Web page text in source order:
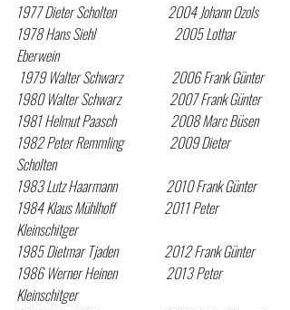
1977 Dieter Scholten                   2004 Johann Ozols​
1978 Hans Siehl                             2005 Lothar
Eberwein​
1979 Walter Schwarz                  2006 Frank Günter​
1980 Walter Schwarz                  2007 Frank Günter
1981 Helmut Paasch                    2008 Marc Büsen
1982 Peter Remmling                 2009 Dieter
Scholten
1983 Lutz Haarmann                  2010 Frank Günter
1984 Klaus Mühlhoff                  2011 Peter
Kleinschitger
1985 Dietmar Tjaden                 2012 Frank Günter
1986 Werner Heinen                  2013 Peter
Kleinschitger